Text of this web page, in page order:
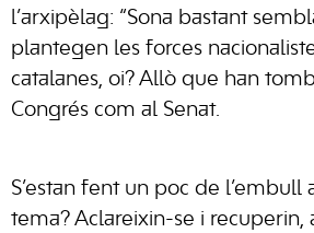
l’arxipèlag: “Sona bastant
plantegen les forces
catalanes, oi? Allò que han
Congrés com al Senat.
S’estan fent un poc de l’embull
tema? Aclareixin-se i recuperin,